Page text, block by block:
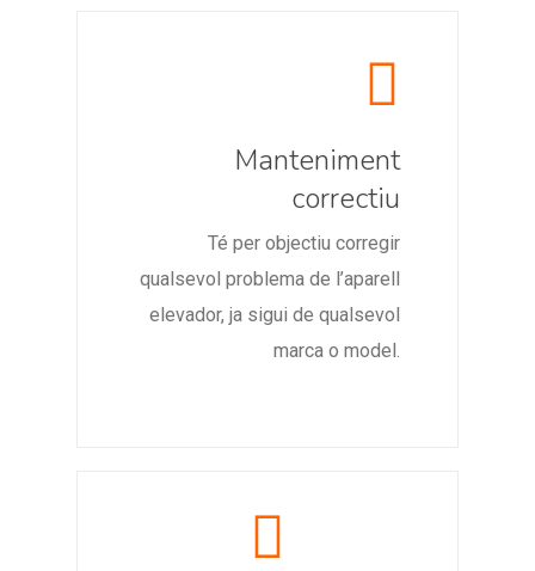
Manteniment
correctiu
Té per objectiu corregir
qualsevol problema de l’aparell
elevador, ja sigui de qualsevol
marca o model.